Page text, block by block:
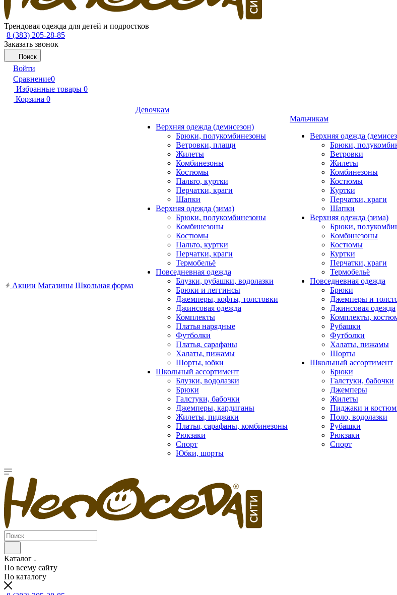
Трендовая одежда для детей и подростков
8 (383) 205-28-85
Заказать звонок
Поиск
Войти
Сравнение0
Избранные товары 0
Корзина 0
Акции Магазины Школьная форма
Девочкам
Верхняя одежда (демисезон)
Брюки, полукомбинезоны
Ветровки, плащи
Жилеты
Комбинезоны
Костюмы
Пальто, куртки
Перчатки, краги
Шапки
Верхняя одежда (зима)
Брюки, полукомбинезоны
Комбинезоны
Костюмы
Пальто, куртки
Перчатки, краги
Термобельё
Повседневная одежда
Блузки, рубашки, водолазки
Брюки и леггинсы
Джемперы, кофты, толстовки
Джинсовая одежда
Комплекты
Платья нарядные
Футболки
Платья, сарафаны
Халаты, пижамы
Шорты, юбки
Школьный ассортимент
Блузки, водолазки
Брюки
Галстуки, бабочки
Джемперы, кардиганы
Жилеты, пиджаки
Платья, сарафаны, комбинезоны
Рюкзаки
Спорт
Юбки, шорты
Мальчикам
Верхняя одежда
Брюки,
Ветровки
Жилеты
Комбинезоны
Костюмы
Куртки
Перчатки, краги
Шапки
Верхняя одежда (зима)
Брюки,
Комбинезоны
Костюмы
Куртки
Перчатки, краги
Термобельё
Повседневная одежда
Брюки
Джемперы и
Джинсовая одежда
Комплекты,
Рубашки
Футболки
Халаты, пижамы
Шорты
Школьный ассортимент
Брюки
Галстуки, бабочки
Джемперы
Жилеты
Пиджаки и
Поло, водолазки
Рубашки
Рюкзаки
Спорт
Каталог
По всему сайту
По каталогу